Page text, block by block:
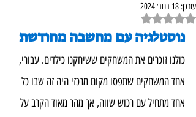
עודכן: 18 בנוב׳ 2024
דירוג של NaN מתוך 5 כוכבים
נוסטלגיה עם מחשבה מחודשת
כולנו זוכרים את המשחקים ששיחקנו כילדים. עבורי,
אחד המשחקים שתפסו מקום מרכזי היה זה שבו כל
אחד מתחיל עם רכוש שווה, אך מהר מאוד הקרב על